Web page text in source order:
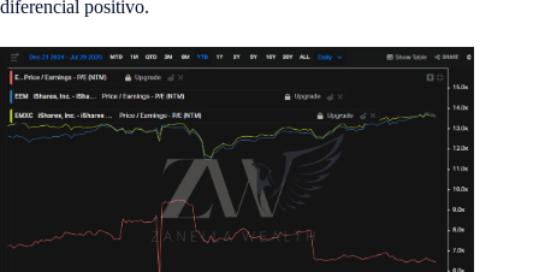
diferencial positivo.